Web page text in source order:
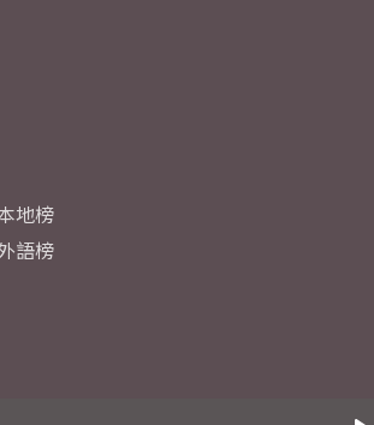
地榜
語榜